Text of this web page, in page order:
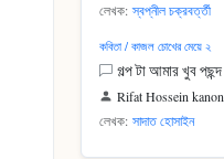
লেখক: স্বপ্নীল চক্রবর্ত্তী
কবিতা / কাজল চোখের মেয়ে ২
গল্প টা আমার খুব পছন্দ
Rifat Hossein kanon
লেখক: সাদাত হোসাইন